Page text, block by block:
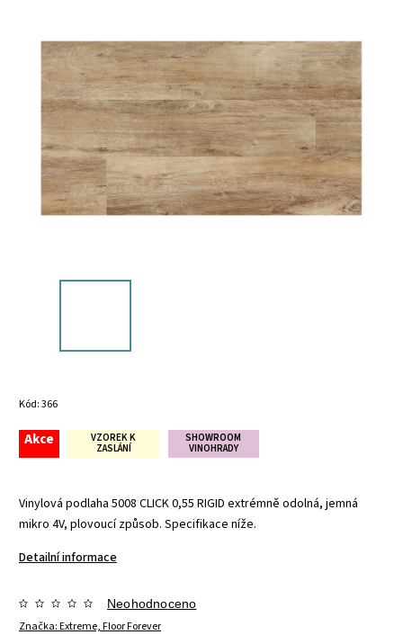
Kód:366
Akce
VZOREK K
ZASLÁNÍ
SHOWROOM
VINOHRADY
Vinylová podlaha 5008 CLICK 0,55 RIGID extrémně odolná, jemná
mikro 4V, plovoucí způsob. Specifikace níže.
Detailní informace
Značka:Extreme, Floor Forever
Neohodnoceno